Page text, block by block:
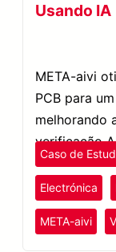
Usando IA
META-aivi
PCB para
melhorando
verificação
Caso de
Electrónica
META-aivi